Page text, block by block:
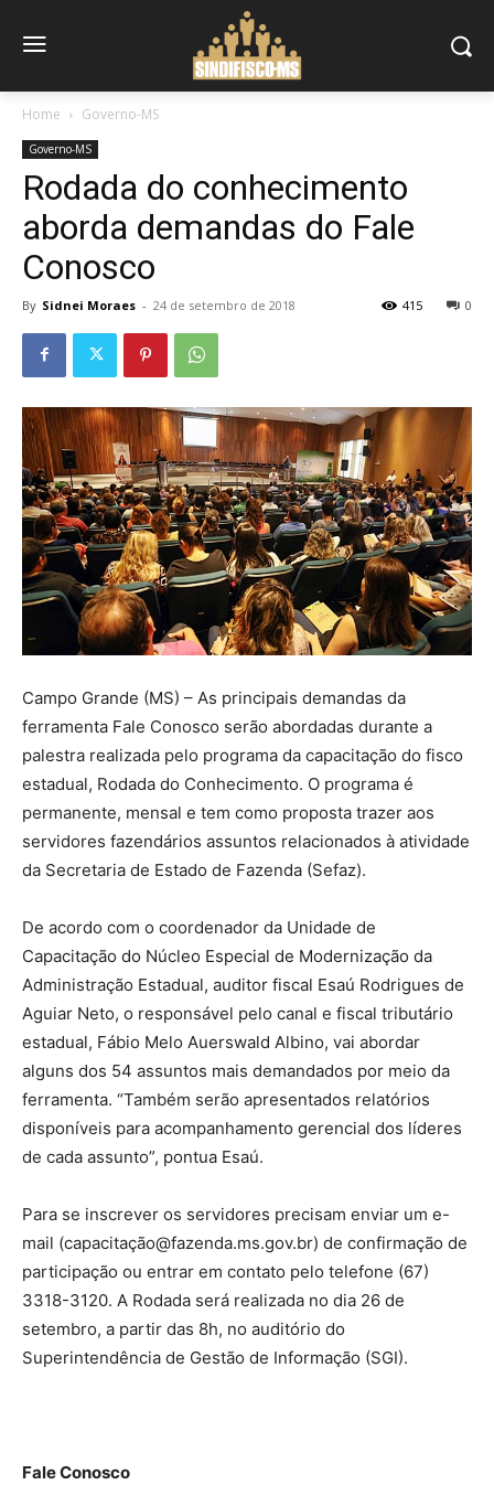
Home Governo-MS
Governo-MS
Rodada do conhecimento
aborda demandas do Fale
Conosco
By Sidnei Moraes - 24 de setembro de 2018 0
415
Campo Grande (MS) – As principais demandas da
ferramenta Fale Conosco serão abordadas durante a
palestra realizada pelo programa da capacitação do fisco
estadual, Rodada do Conhecimento. O programa é
permanente, mensal e tem como proposta trazer aos
servidores fazendários assuntos relacionados à atividade
da Secretaria de Estado de Fazenda (Sefaz).
De acordo com o coordenador da Unidade de
Capacitação do Núcleo Especial de Modernização da
Administração Estadual, auditor fiscal Esaú Rodrigues de
Aguiar Neto, o responsável pelo canal e fiscal tributário
estadual, Fábio Melo Auerswald Albino, vai abordar
alguns dos 54 assuntos mais demandados por meio da
ferramenta. “Também serão apresentados relatórios
disponíveis para acompanhamento gerencial dos líderes
de cada assunto”, pontua Esaú.
Para se inscrever os servidores precisam enviar um e-
mail (capacitação@fazenda.ms.gov.br) de confirmação de
participação ou entrar em contato pelo telefone (67)
3318-3120. A Rodada será realizada no dia 26 de
setembro, a partir das 8h, no auditório do
Superintendência de Gestão de Informação (SGI).
Fale Conosco